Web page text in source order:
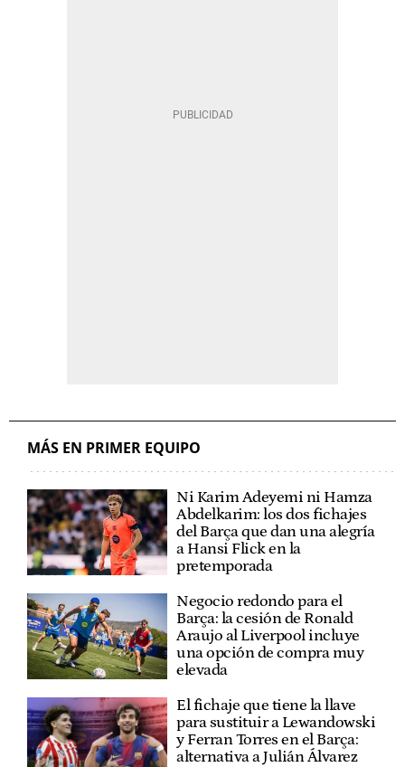
MÁS EN PRIMER EQUIPO
Ni Karim Adeyemi ni Hamza
Abdelkarim: los dos fichajes
del Barça que dan una alegría
a Hansi Flick en la
pretemporada
Negocio redondo para el
Barça: la cesión de Ronald
Araujo al Liverpool incluye
una opción de compra muy
elevada
El fichaje que tiene la llave
para sustituir a Lewandowski
y Ferran Torres en el Barça:
alternativa a Julián Álvarez